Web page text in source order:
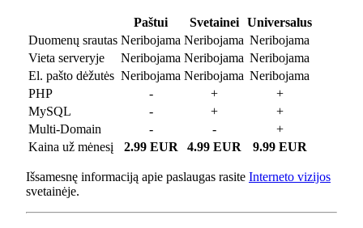
Paštui Svetainei
Universalus
Duomenų srautas Neribojama Neribojama Neribojama
Vieta serveryje
Neribojama Neribojama Neribojama
El. pašto dėžutės Neribojama Neribojama Neribojama
PHP
- +
+
MySQL
- +
+
Multi-Domain
- -
+
Kaina už mėnesį
2.99 EUR 4.99 EUR 9.99 EUR
Išsamesnę informaciją apie paslaugas rasite Interneto vizijos
svetainėje.